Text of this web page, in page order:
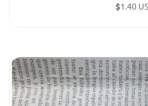
$1.40
Pulsera cristiana con